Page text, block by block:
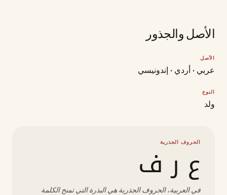
الأصل والجذور
الأصل
عربي · أردي · إندونيسي
النوع
ولد
الحروف الجذرية
ع ر ف
في العربية، الحروف الجذرية هي البذرة التي تمنح الكلمة